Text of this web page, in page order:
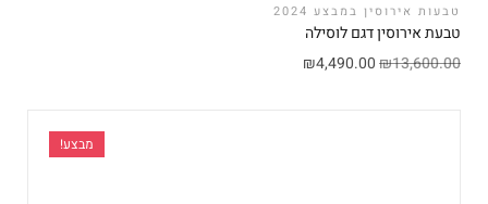
טבעות אירוסין במבצע 2024
טבעת אירוסין דגם לוסילה
₪13,600.00
₪4,490.00
מבצע!